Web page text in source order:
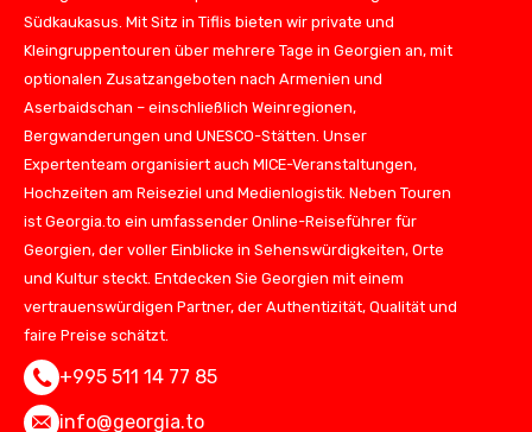
Südkaukasus. Mit Sitz in Tiflis bieten wir private und
Kleingruppentouren über mehrere Tage in Georgien an, mit
optionalen Zusatzangeboten nach Armenien und
Aserbaidschan – einschließlich Weinregionen,
Bergwanderungen und UNESCO-Stätten. Unser
Expertenteam organisiert auch MICE-Veranstaltungen,
Hochzeiten am Reiseziel und Medienlogistik. Neben Touren
ist Georgia.to ein umfassender Online-Reiseführer für
Georgien, der voller Einblicke in Sehenswürdigkeiten, Orte
und Kultur steckt. Entdecken Sie Georgien mit einem
vertrauenswürdigen Partner, der Authentizität, Qualität und
faire Preise schätzt.
+995 511 14 77 85
info@georgia.to